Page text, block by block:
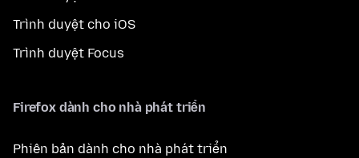
Trình duyệt cho iOS
Trình duyệt Focus
Firefox dành cho nhà phát triển
Phiên bản dành cho nhà phát triển